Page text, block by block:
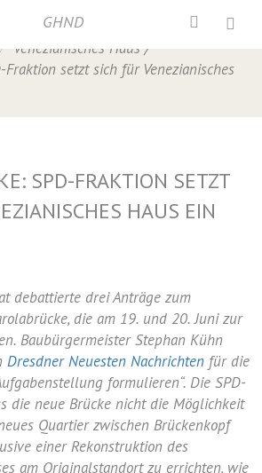
Presse,
Venezianisches Haus /
Fraktion setzt sich für Venezianisches
SPD-FRAKTION SETZT
HAUS EIN
debattierte drei Anträge zum
die am 19. und 20. Juni zur
Baubürgermeister Stephan Kühn
Dresdner Neuesten Nachrichten für die
formulieren“. Die SPD-
die neue Brücke nicht die Möglichkeit
Quartier zwischen Brückenkopf
einer Rekonstruktion des
am Originalstandort zu errichten, wie
GHND